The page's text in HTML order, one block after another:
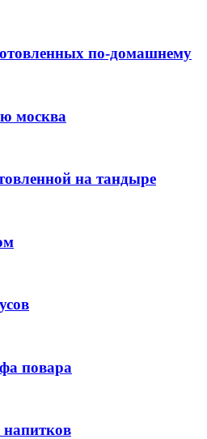
по-домашнему
москва
на тандыре
повара
напитков